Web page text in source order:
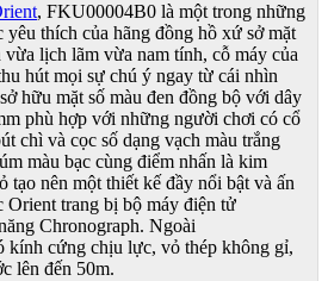
, FKU00004B0 là một trong những
yêu thích của hãng đồng hồ xứ sở mặt
lịch lãm vừa nam tính, cỗ máy của
hút mọi sự chú ý ngay từ cái nhìn
sở hữu mặt số màu đen đồng bộ với dây
phù hợp với những người chơi có cổ
chì và cọc số dạng vạch màu trắng
màu bạc cùng điểm nhấn là kim
tạo nên một thiết kế đầy nổi bật và ấn
trang bị bộ máy điện tử
Chronograph. Ngoài
kính cứng chịu lực, vỏ thép không gỉ,
lên đến 50m.